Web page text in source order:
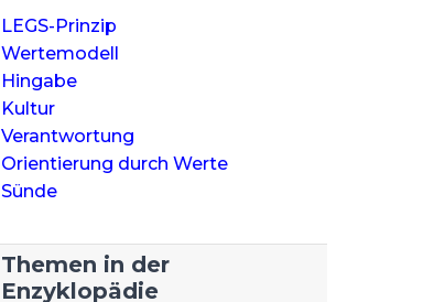
LEGS-Prinzip
Wertemodell
Hingabe
Kultur
Verantwortung
Orientierung durch Werte
Sünde
Themen in der
Enzyklopädie